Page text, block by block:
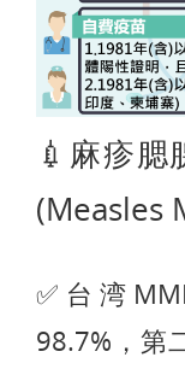
💉麻疹腮
(Measles
✅台湾
98.7%，第